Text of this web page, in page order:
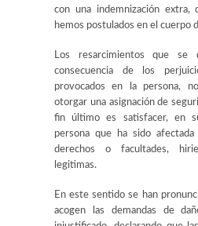
con una indemnización extra,
hemos postulados en el cuerpo
Los resarcimientos que se
consecuencia de los
provocados en la persona,
otorgar una asignación de
fin último es satisfacer, en
persona que ha sido
derechos o facultades,
legitimas.
En este sentido se han
acogen las demandas de